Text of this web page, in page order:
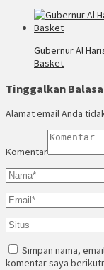
Gubernur Al
Basket
Tinggalkan
Alamat email Anda
Komentar
Simpan nama,
komentar saya